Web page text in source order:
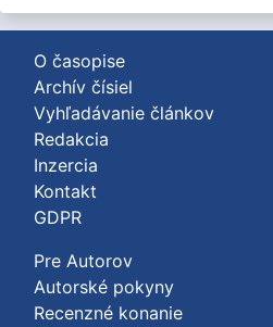
O časopise
Archív čísiel
Vyhľadávanie článkov
Redakcia
Inzercia
Kontakt
GDPR
Pre Autorov
Autorské pokyny
Recenzné konanie